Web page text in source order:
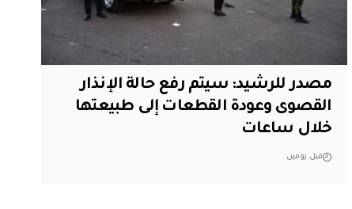
مصدر للرشيد: سيتم رفع حالة الإنذار
القصوى وعودة القطعات إلى طبيعتها
خلال ساعات
قبل يومين